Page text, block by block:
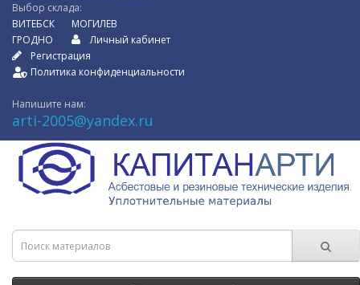
Выбор склада:
ВИТЕБСК
ГРОДНО
МОГИЛЕВ
Личный кабинет
Регистрация
Политика конфиденциальности
Напишите нам:
arti-2005@yandex.ru